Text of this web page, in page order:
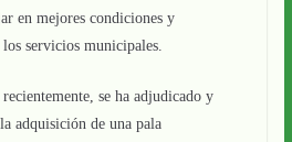
en mejores condiciones y
servicios municipales.
se ha adjudicado y
adquisición de una pala